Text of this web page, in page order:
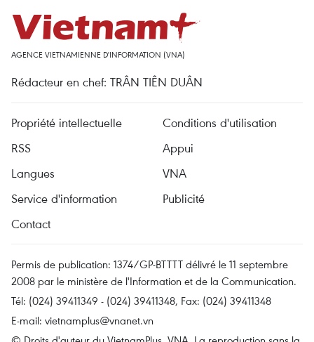
AGENCE VIETNAMIENNE D'INFORMATION (VNA)
Rédacteur en chef: TRÂN TIÊN DUÂN
Propriété intellectuelle
Conditions d'utilisation
RSS
Appui
Langues
VNA
Service d'information
Publicité
Contact
Permis de publication: 1374/GP-BTTTT délivré le 11 septembre
2008 par le ministère de l'Information et de la Communication.
Tél: (024) 39411349 - (024) 39411348, Fax: (024) 39411348
E-mail: vietnamplus@vnanet.vn